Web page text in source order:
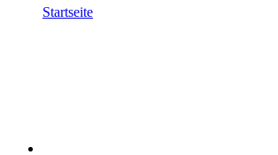
Startseite